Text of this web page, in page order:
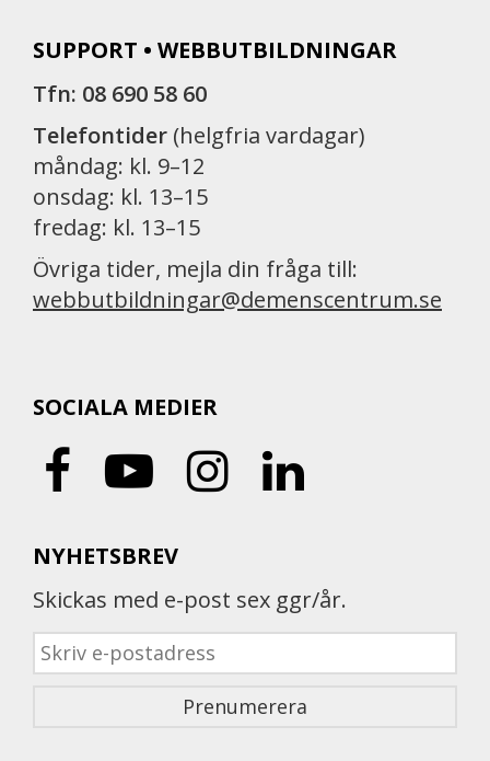
SUPPORT • WEBBUTBILDNINGAR
Tfn: 08 690 58 60
Telefontider (helgfria vardagar)
måndag: kl. 9–12
onsdag: kl. 13–15
fredag: kl. 13–15
Övriga tider, mejla din fråga till:
webbutbildningar@demenscentrum.se
SOCIALA MEDIER
NYHETSBREV
Skickas med e-post sex ggr/år.